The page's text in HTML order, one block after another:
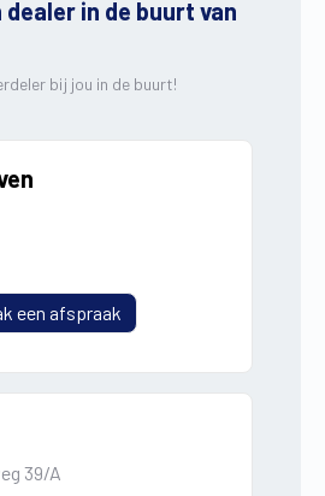
in de buurt van
bij jou in de buurt!
een afspraak
39/A